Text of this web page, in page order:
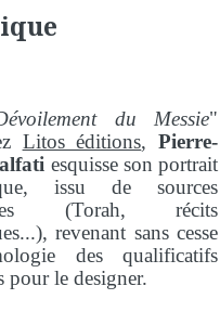
du Messie"
Litos éditions, Pierre-
esquisse son portrait
issu de sources
(Torah, récits
revenant sans cesse
des qualificatifs
pour le designer.